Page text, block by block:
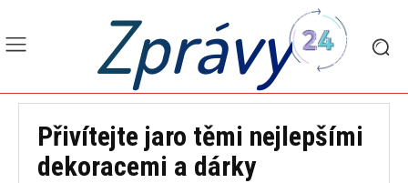
Zprávy
Přivítejte jaro těmi nejlepšími
dekoracemi a dárky